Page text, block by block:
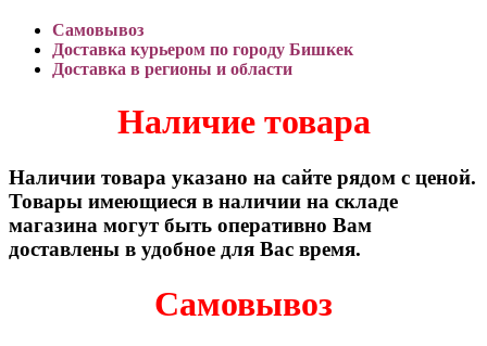
Самовывоз
Доставка курьером по городу Бишкек
Доставка в регионы и области
Наличие товара
Наличии товара указано на сайте рядом с ценой.
Товары имеющиеся в наличии на складе
магазина могут быть оперативно Вам
доставлены в удобное для Вас время.
Самовывоз